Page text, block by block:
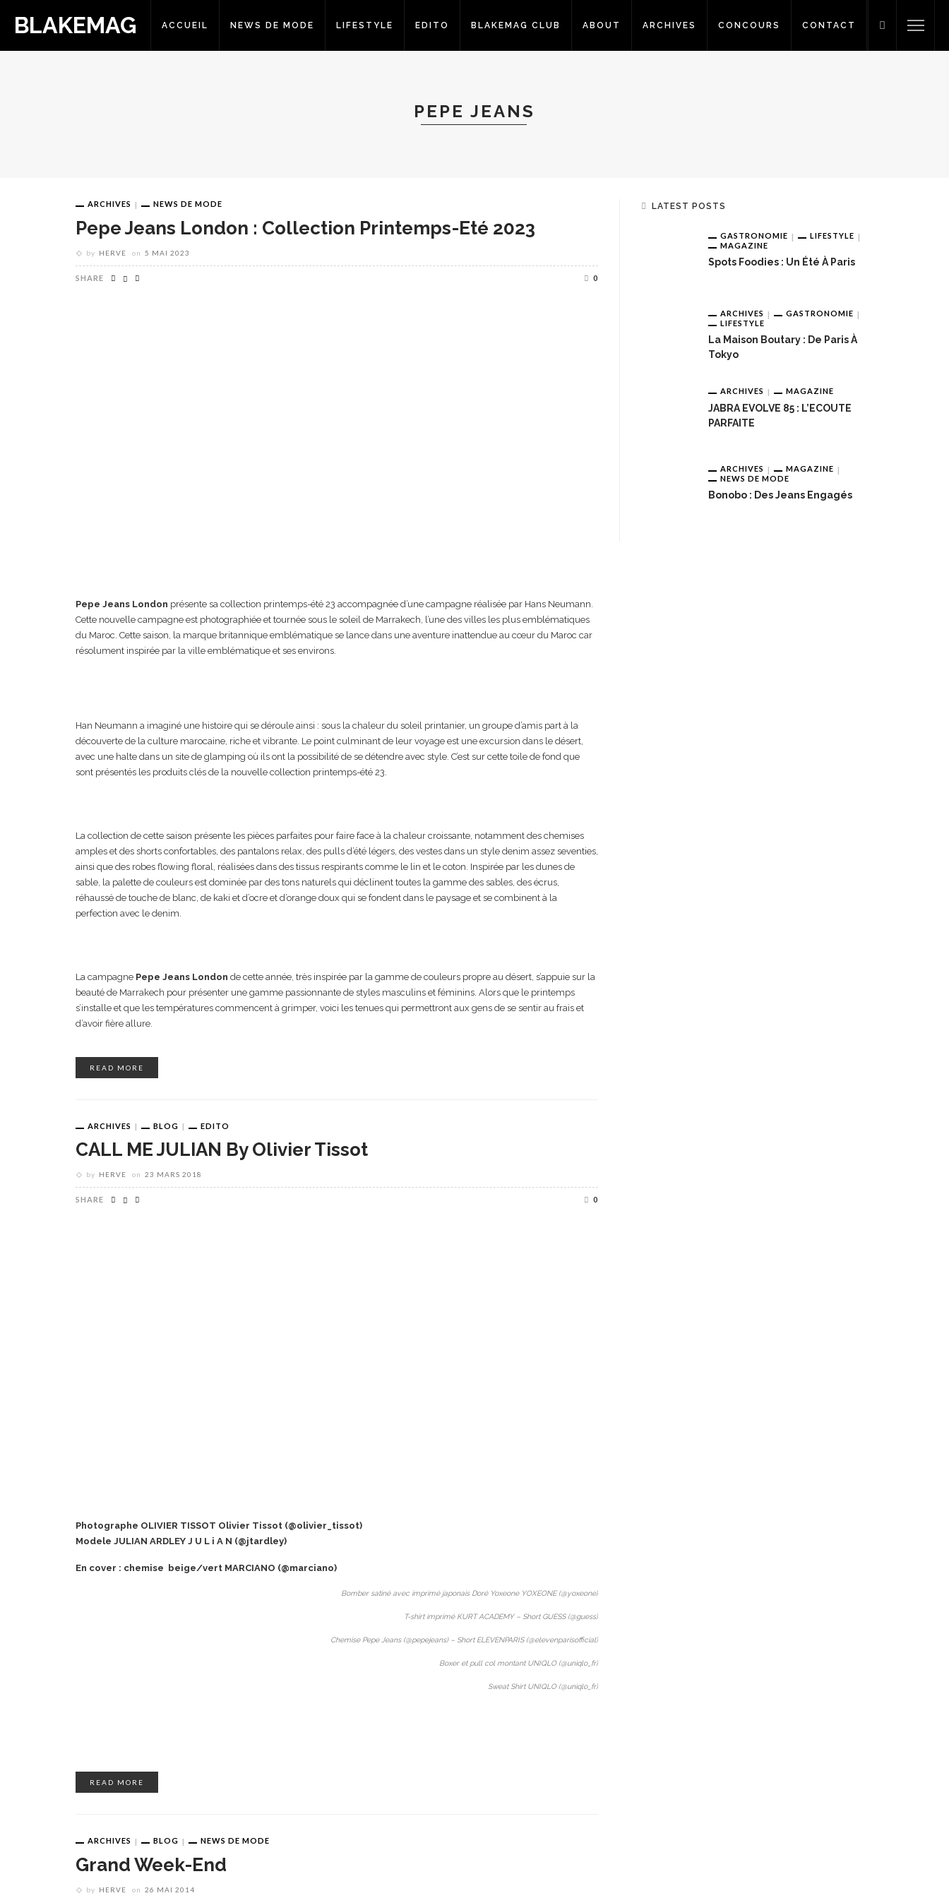
BLAKEMAG ACCUEIL NEWS DE MODE LIFESTYLE EDITO BLAKEMAG CLUB ABOUT ARCHIVES CONCOURS CONTACT
PEPE JEANS
ARCHIVES NEWS DE MODE
Pepe Jeans London : Collection Printemps-Eté 2023
by HERVE on 5 MAI 2023
SHARE 0
Pepe Jeans London présente sa collection printemps-été 23 accompagnée d’une campagne réalisée par Hans Neumann.
Cette nouvelle campagne est photographiée et tournée sous le soleil de Marrakech, l’une des villes les plus emblématiques
du Maroc. Cette saison, la marque britannique emblématique se lance dans une aventure inattendue au cœur du Maroc car
résolument inspirée par la ville emblématique et ses environs.
Han Neumann a imaginé une histoire qui se déroule ainsi : sous la chaleur du soleil printanier, un groupe d’amis part à la
découverte de la culture marocaine, riche et vibrante. Le point culminant de leur voyage est une excursion dans le désert,
avec une halte dans un site de glamping où ils ont la possibilité de se détendre avec style. C’est sur cette toile de fond que
sont présentés les produits clés de la nouvelle collection printemps-été 23.
La collection de cette saison présente les pièces parfaites pour faire face à la chaleur croissante, notamment des chemises
amples et des shorts confortables, des pantalons relax, des pulls d’été légers, des vestes dans un style denim assez seventies,
ainsi que des robes flowing floral, réalisées dans des tissus respirants comme le lin et le coton. Inspirée par les dunes de
sable, la palette de couleurs est dominée par des tons naturels qui déclinent toutes la gamme des sables, des écrus,
réhaussé de touche de blanc, de kaki et d’ocre et d’orange doux qui se fondent dans le paysage et se combinent à la
perfection avec le denim.
La campagne Pepe Jeans London de cette année, très inspirée par la gamme de couleurs propre au désert, s’appuie sur la
beauté de Marrakech pour présenter une gamme passionnante de styles masculins et féminins. Alors que le printemps
s’installe et que les températures commencent à grimper, voici les tenues qui permettront aux gens de se sentir au frais et
d’avoir fière allure.
READ MORE
ARCHIVES BLOG EDITO
CALL ME JULIAN By Olivier Tissot
by HERVE on 23 MARS 2018
SHARE 0
Photographe OLIVIER TISSOT Olivier Tissot (@olivier_tissot)
Modele JULIAN ARDLEY J U L i A N (@jtardley)
En cover : chemise beige/vert MARCIANO (@marciano)
Bomber satiné avec imprimé japonais Doré Yoxeone YOXEONE (@yoxeone)
T-shirt imprimé KURT ACADEMY – Short GUESS (@guess)
Chemise Pepe Jeans (@pepejeans) – Short ELEVENPARIS (@elevenparisofficial)
Boxer et pull col montant UNIQLO (@uniqlo_fr)
Sweat Shirt UNIQLO (@uniqlo_fr)
READ MORE
ARCHIVES BLOG NEWS DE MODE
Grand Week-End
by HERVE on 26 MAI 2014
LATEST POSTS
GASTRONOMIE
LIFESTYLE
MAGAZINE
Spots Foodies : Un Été À Paris
ARCHIVES
GASTRONOMIE
LIFESTYLE
La Maison Boutary : De Paris À
Tokyo
ARCHIVES MAGAZINE
JABRA EVOLVE 85 : L’ECOUTE
PARFAITE
ARCHIVES
MAGAZINE
NEWS DE MODE
Bonobo : Des Jeans Engagés